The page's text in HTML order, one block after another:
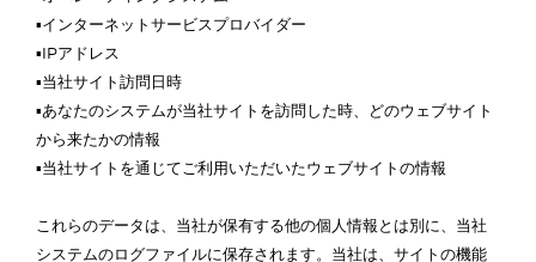
▪インターネットサービスプロバイダー
▪IPアドレス
▪当社サイト訪問日時
▪あなたのシステムが当社サイトを訪問した時、どのウェブサイト
から来たかの情報
▪当社サイトを通じてご利用いただいたウェブサイトの情報
これらのデータは、当社が保有する他の個人情報とは別に、当社
システムのログファイルに保存されます。当社は、サイトの機能